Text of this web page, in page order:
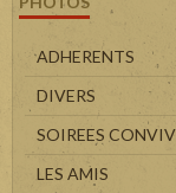
ADHERENTS
DIVERS
SOIREES
LES AMIS